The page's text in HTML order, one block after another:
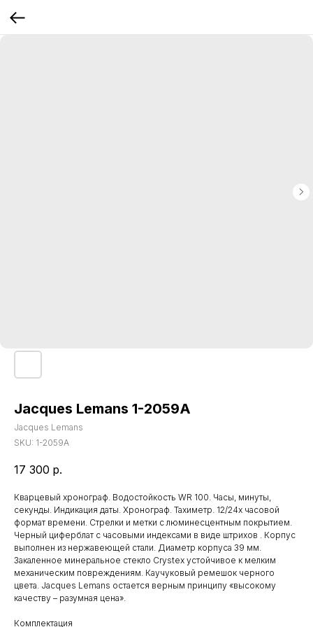
Jacques Lemans 1-2059A
Jacques Lemans
SKU: 1-2059A
17 300 р.
Кварцевый хронограф. Водостойкость WR 100. Часы, минуты,
секунды. Индикация даты. Хронограф. Тахиметр. 12/24х часовой
формат времени. Стрелки и метки с люминесцентным покрытием.
Черный циферблат с часовыми индексами в виде штрихов . Корпус
выполнен из нержавеющей стали. Диаметр корпуса 39 мм.
Закаленное минеральное стекло Crystex устойчивое к мелким
механическим повреждениям. Каучуковый ремешок черного
цвета. Jacques Lemans остается верным принципу «высокому
качеству – разумная цена».
Комплектация